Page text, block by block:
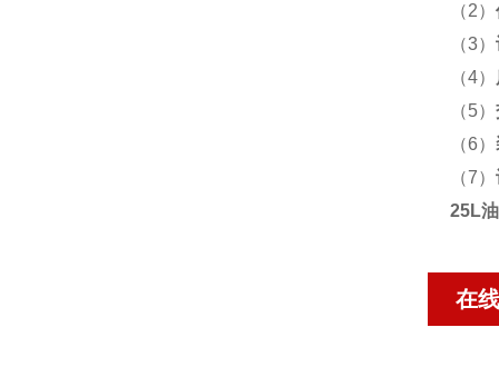
（2）
（3）
（4）
（5）
（6）
（7）
25L
在